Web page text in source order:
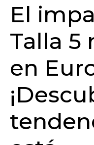
El
Talla 5
en